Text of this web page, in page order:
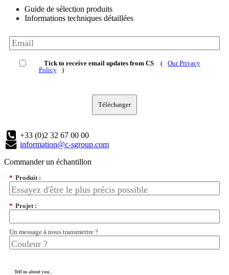
Guide de sélection produits
Informations techniques détaillées
Tick to receive email updates from CS (
Our Privacy
Policy
)
Télécharger
+33 (0)2 32 67 00 00
information@c-sgroup.com
Commander un échantillon
* Produit :
* Projet :
Un message à nous transmettre ?
Tell us about you...